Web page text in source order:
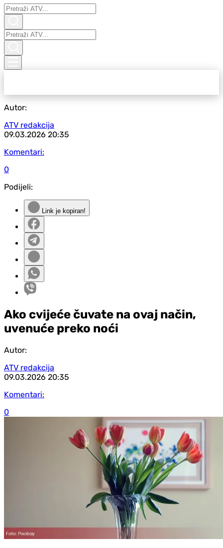
Autor:
ATV redakcija
09.03.2026 20:35
Komentari:
0
Podijeli:
Link je kopiran!
Ako cvijeće čuvate na ovaj način,
uvenuće preko noći
Autor:
ATV redakcija
09.03.2026 20:35
Komentari:
0